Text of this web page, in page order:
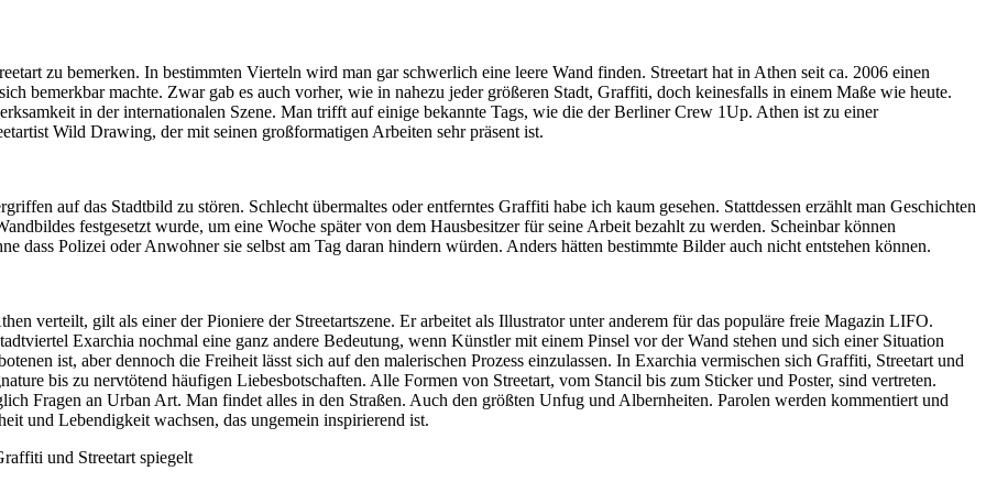
zu bemerken. In bestimmten Vierteln wird man gar schwerlich eine leere Wand finden. Streetart hat in Athen seit ca. 2006 einen
bemerkbar machte. Zwar gab es auch vorher, wie in nahezu jeder größeren Stadt, Graffiti, doch keinesfalls in einem Maße wie heute.
in der internationalen Szene. Man trifft auf einige bekannte Tags, wie die der Berliner Crew 1Up. Athen ist zu einer
Wild Drawing, der mit seinen großformatigen Arbeiten sehr präsent ist.
auf das Stadtbild zu stören. Schlecht übermaltes oder entferntes Graffiti habe ich kaum gesehen. Stattdessen erzählt man Geschichten
festgesetzt wurde, um eine Woche später von dem Hausbesitzer für seine Arbeit bezahlt zu werden. Scheinbar können
dass Polizei oder Anwohner sie selbst am Tag daran hindern würden. Anders hätten bestimmte Bilder auch nicht entstehen können.
verteilt, gilt als einer der Pioniere der Streetartszene. Er arbeitet als Illustrator unter anderem für das populäre freie Magazin LIFO.
Exarchia nochmal eine ganz andere Bedeutung, wenn Künstler mit einem Pinsel vor der Wand stehen und sich einer Situation
ist, aber dennoch die Freiheit lässt sich auf den malerischen Prozess einzulassen. In Exarchia vermischen sich Graffiti, Streetart und
bis zu nervtötend häufigen Liebesbotschaften. Alle Formen von Streetart, vom Stancil bis zum Sticker und Poster, sind vertreten.
Fragen an Urban Art. Man findet alles in den Straßen. Auch den größten Unfug und Albernheiten. Parolen werden kommentiert und
und Lebendigkeit wachsen, das ungemein inspirierend ist.